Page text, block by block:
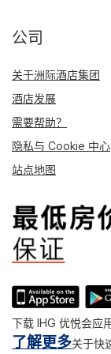
公司
关于洲际酒店集团
酒店发展
需要帮助？
隐私与 Cookie 中心
站点地图
下载 IHG 优悦会应
了解更多关于快